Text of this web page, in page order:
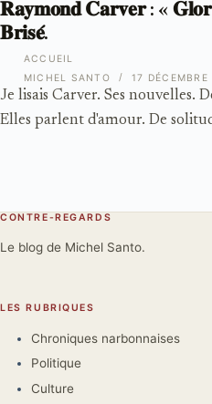
ACCUEIL
𝐑𝐚𝐲𝐦𝐨𝐧𝐝 𝐂𝐚𝐫𝐯𝐞𝐫 : «
𝐁𝐫𝐢𝐬𝐞́.
Je lisais Carver. Ses nouvelles.
Elles parlent d'amour. De
MICHEL SANTO 17
CONTRE-REGARDS
Le blog de Michel Santo.
LES RUBRIQUES
Chroniques narbonnaises
Politique
Culture